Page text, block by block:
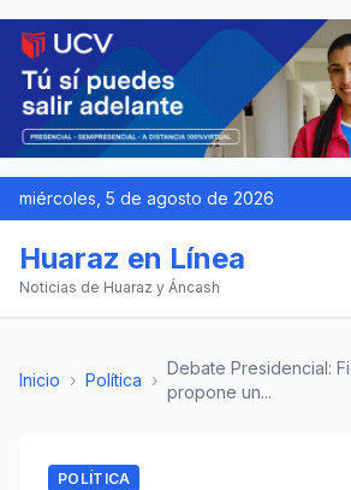
miércoles, 5 de agosto de 2026
Huaraz en Línea
Noticias de Huaraz y Áncash
Inicio › Política ›
Debate Presidencial:
propone un...
POLÍTICA